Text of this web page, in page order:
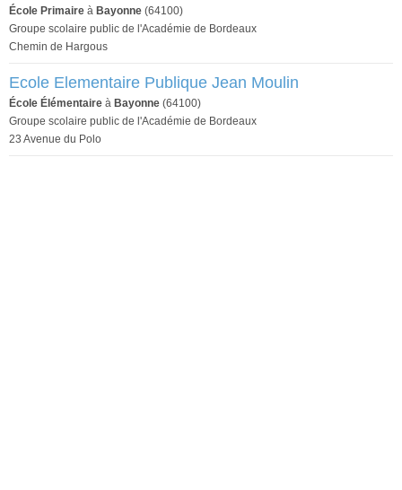
École Primaire à Bayonne (64100)
Groupe scolaire public de l'Académie de Bordeaux
Chemin de Hargous
Ecole Elementaire Publique Jean Moulin
École Élémentaire à Bayonne (64100)
Groupe scolaire public de l'Académie de Bordeaux
23 Avenue du Polo